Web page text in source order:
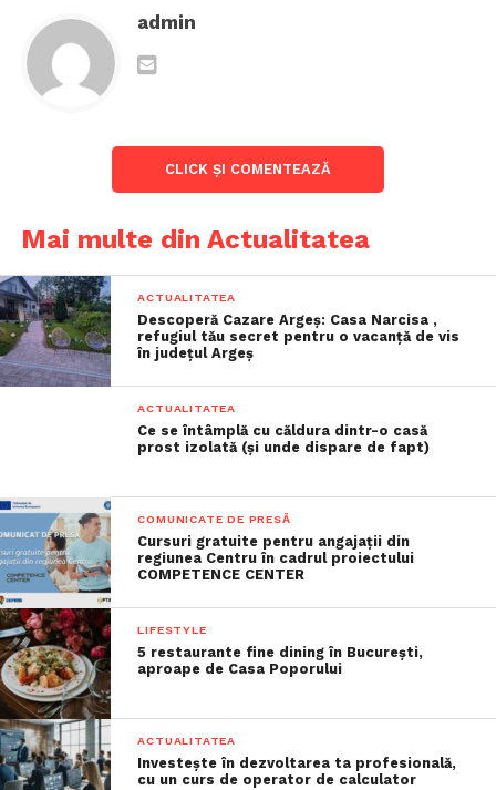
Liban.
Ulterior a activat şi ca observator federal şi membru
al comisiilor jurisdicţionale FRF.
142
admin
CLICK ȘI COMENTEAZĂ
Mai multe din Actualitatea
ACTUALITATEA
Descoperă Cazare Argeș: Casa Narcisa ,
refugiul tău secret pentru o vacanță de vis
în județul Argeș
ACTUALITATEA
Ce se întâmplă cu căldura dintr-o casă
prost izolată (și unde dispare de fapt)
COMUNICATE DE PRESĂ
Cursuri gratuite pentru angajații din
regiunea Centru în cadrul proiectului
COMPETENCE CENTER
LIFESTYLE
5 restaurante fine dining în București,
aproape de Casa Poporului
ACTUALITATEA
Investește în dezvoltarea ta profesională,
cu un curs de operator de calculator